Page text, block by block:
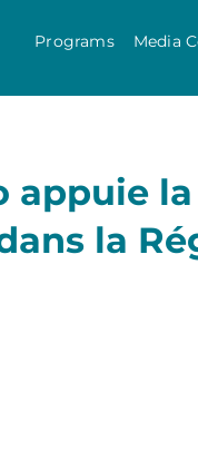
Programs Media
appuie
la